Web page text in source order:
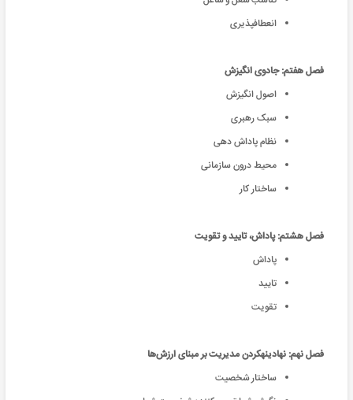
انعطافپذیری
فصل هفتم: جادوی انگیزش
اصول انگیزش
سبک رهبری
نظام پاداش دهی
محیط درون سازمانی
ساختار کار
فصل هشتم: پاداش، تایید و تقویت
پاداش‌
تایید
تقویت
فصل نهم: نهادینهکردن مدیریت بر مبنای ارزش‌ها
ساختار شخصیت